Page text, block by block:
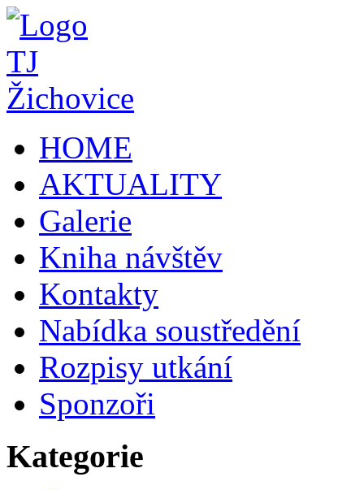
HOME
AKTUALITY
Galerie
Kniha návštěv
Kontakty
Nabídka soustředění
Rozpisy utkání
Sponzoři
Kategorie